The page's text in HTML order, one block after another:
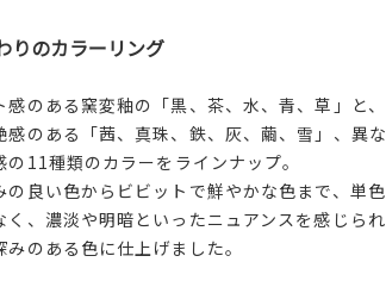
りのカラーリング
感のある窯変釉の「黒、茶、水、青、草」と、
感のある「茜、真珠、鉄、灰、繭、雪」、異な
の11種類のカラーをラインナップ。
の良い色からビビットで鮮やかな色まで、単色
く、濃淡や明暗といったニュアンスを感じられ
みのある色に仕上げました。